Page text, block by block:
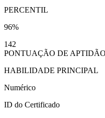
PERCENTIL
96%
142
PONTUAÇÃO DE APTIDÃO
HABILIDADE PRINCIPAL
Numérico
ID do Certificado